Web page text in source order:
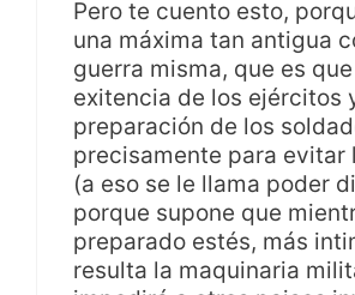
Pero te cuento esto,
una máxima tan antigua
guerra misma, que es
exitencia de los ejércitos
preparación de los
precisamente para evitar
(a eso se le llama poder
porque supone que
preparado estés, más
resulta la maquinaria